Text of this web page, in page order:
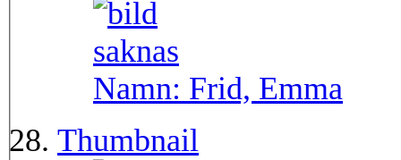
Namn: Frid, Emma
Thumbnail